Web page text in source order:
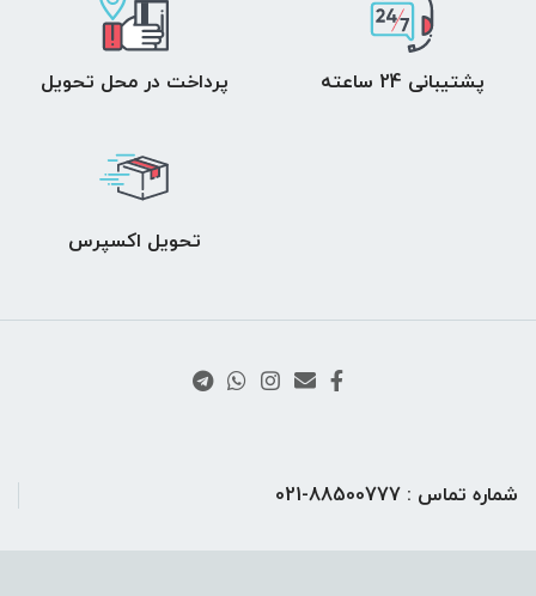
پرداخت در محل تحویل پشتیبانی 24 ساعته
تحویل اکسپرس
شماره تماس : 88500777-021